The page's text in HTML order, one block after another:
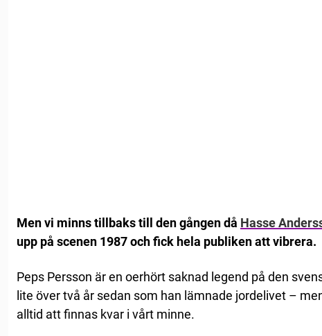
Men vi minns tillbaks till den gången då Hasse
upp på scenen 1987 och fick hela publiken att vibrera.
Peps Persson är en oerhört saknad legend på den
lite över två år sedan som han lämnade jordelivet –
alltid att finnas kvar i vårt minne.